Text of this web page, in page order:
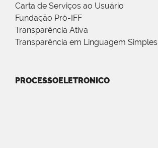
Carta de Serviços ao Usuário
Fundação Pró-IFF
Transparência Ativa
Transparência em Linguagem Simples
PROCESSOELETRONICO